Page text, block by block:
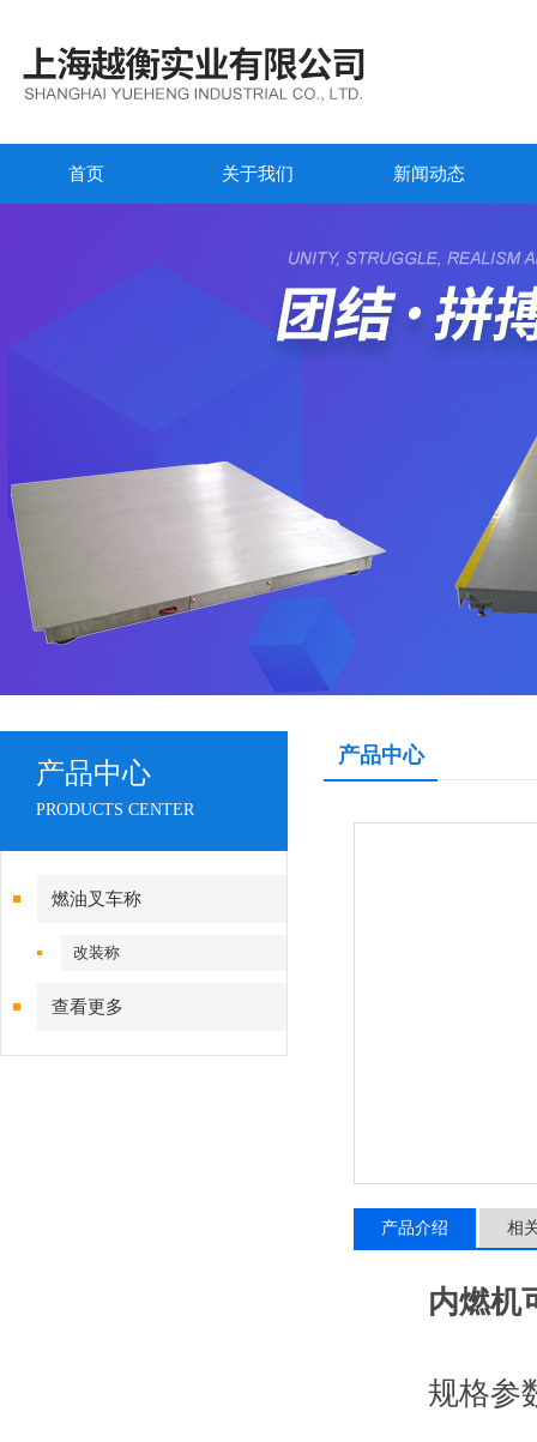
首页 关于我们 新闻动态
产品中心
PRODUCTS CENTER
燃油叉车称
改装称
查看更多
产品中心
产品介绍 相
内燃机
规格参